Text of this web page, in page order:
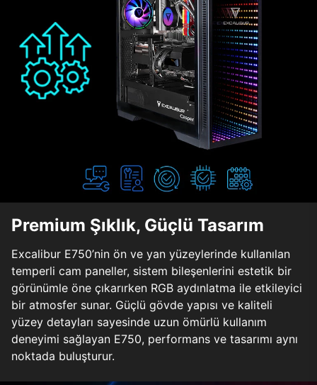
Premium Şıklık, Güçlü Tasarım
Excalibur E750’nin ön ve yan yüzeylerinde kullanılan
temperli cam paneller, sistem bileşenlerini estetik bir
görünümle öne çıkarırken RGB aydınlatma ile etkileyici
bir atmosfer sunar. Güçlü gövde yapısı ve kaliteli
yüzey detayları sayesinde uzun ömürlü kullanım
deneyimi sağlayan E750, performans ve tasarımı aynı
noktada buluşturur.